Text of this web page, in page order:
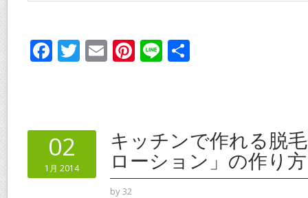
F
o
o
k
T E Pi
st
Li
02
1月 2014
キッチンで作れる脱
ローション」の作り方
by32